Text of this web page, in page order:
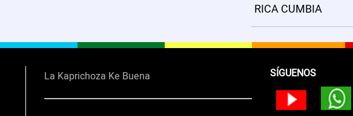
RICA CUMBIA
La Kaprichoza Ke Buena SÍGUENOS